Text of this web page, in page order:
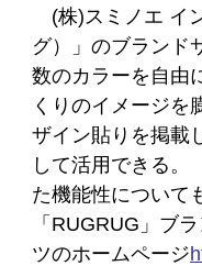
(株)スミノエ イ
グ）」のブランド
数のカラーを自由
くりのイメージを
ザイン貼りを掲載
して活用できる。
た機能性について
「RUGRUG」ブ
ツのホームページ